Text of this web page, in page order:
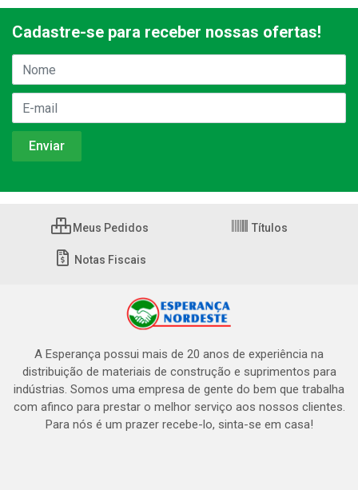
Cadastre-se para receber nossas ofertas!
Meus Pedidos Títulos
Notas Fiscais
A Esperança possui mais de 20 anos de experiência na
distribuição de materiais de construção e suprimentos para
indústrias. Somos uma empresa de gente do bem que trabalha
com afinco para prestar o melhor serviço aos nossos clientes.
Para nós é um prazer recebe-lo, sinta-se em casa!